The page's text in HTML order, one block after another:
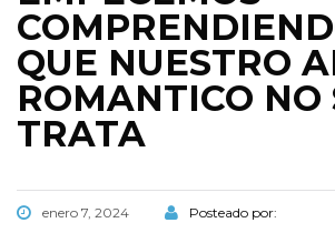
QUE NUESTRO
ROMANTICO NO
TRATA
enero 7, 2024 Posteado por: